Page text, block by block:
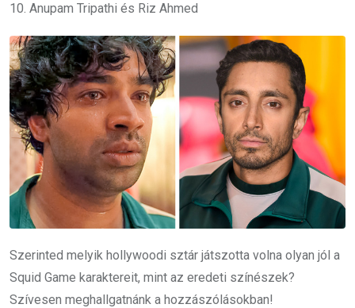
10. Anupam Tripathi és Riz Ahmed
Szerinted melyik hollywoodi sztár játszotta volna olyan jól a
Squid Game karaktereit, mint az eredeti színészek?
Szívesen meghallgatnánk a hozzászólásokban!